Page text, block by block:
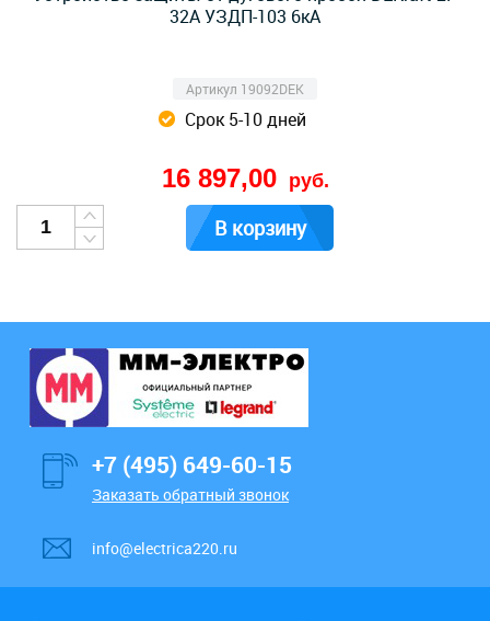
32A УЗДП-103 6кА
Артикул 19092DEK
Срок 5-10 дней
16 897,00 руб.
В корзину
+7 (495) 649-60-15
Заказать обратный звонок
info@electrica220.ru